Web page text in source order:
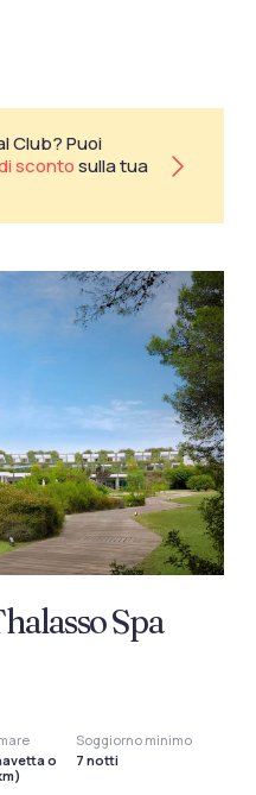
Club? Puoi
scontosulla tua
Spa
o
Soggiorno minimo
7 notti